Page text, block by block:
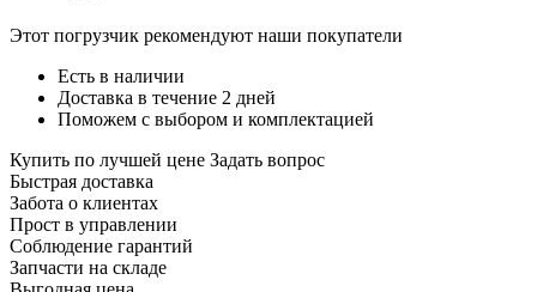
Этот погрузчик рекомендуют наши покупатели
Есть в наличии
Доставка в течение 2 дней
Поможем с выбором и комплектацией
Купить по лучшей цене Задать вопрос
Быстрая доставка
Забота о клиентах
Прост в управлении
Соблюдение гарантий
Запчасти на складе